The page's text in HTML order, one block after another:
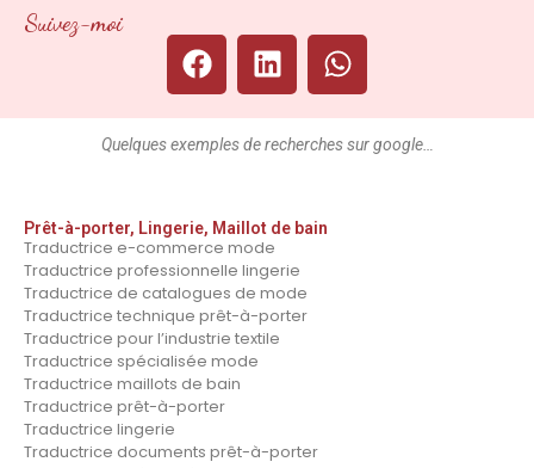
Suivez-moi
Quelques exemples de recherches sur google…
Prêt-à-porter, Lingerie, Maillot de bain
Traductrice e-commerce mode
Traductrice professionnelle lingerie
Traductrice de catalogues de mode
Traductrice technique prêt-à-porter
Traductrice pour l’industrie textile
Traductrice spécialisée mode
Traductrice maillots de bain
Traductrice prêt-à-porter
Traductrice lingerie
Traductrice documents prêt-à-porter